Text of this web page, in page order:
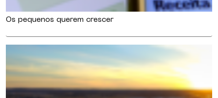
Os pequenos querem crescer